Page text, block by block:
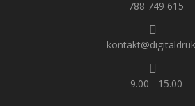
788 749 615
9.00 - 15.00